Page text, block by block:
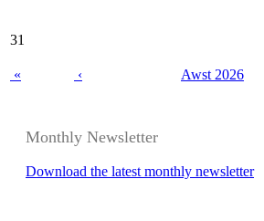
31
« ‹ Awst 2026
Monthly Newsletter
Download the latest monthly newsletter